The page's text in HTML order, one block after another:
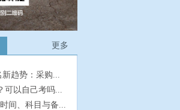
更多
趋势：采购...
可以自己考吗...
间、科目与备...